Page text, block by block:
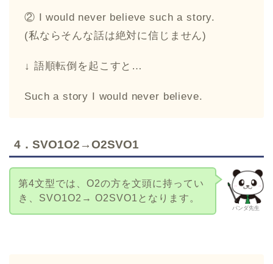
② I would never believe such a story.
(私ならそんな話は絶対に信じません)
↓ 語順転倒を起こすと…
Such a story I would never believe.
4．SVO1O2→O2SVO1
パンダ先生
第4文型では、O2の方を文頭に持ってい
き、SVO1O2→ O2SVO1となります。